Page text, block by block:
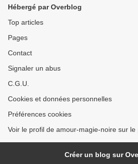
Hébergé par Overblog
Top articles
Pages
Contact
Signaler un abus
C.G.U.
Cookies et données personnelles
Préférences cookies
Voir le profil de amour-magie-noire sur le
Créer un blog sur